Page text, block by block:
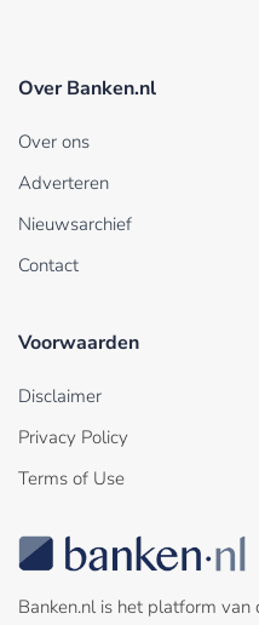
Over Banken.nl
Over ons
Adverteren
Nieuwsarchief
Contact
Voorwaarden
Disclaimer
Privacy Policy
Terms of Use
Banken.nl is het platform